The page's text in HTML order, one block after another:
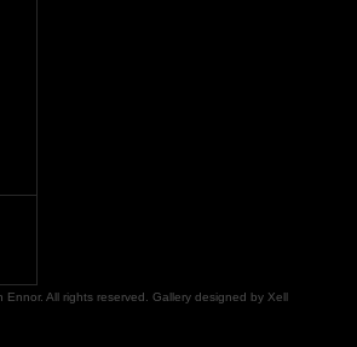
All rights reserved. Gallery designed by Xell